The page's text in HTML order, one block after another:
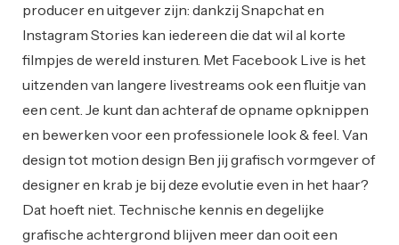
producer en uitgever zijn: dankzij Snapchat en
Instagram Stories kan iedereen die dat wil al korte
filmpjes de wereld insturen. Met Facebook Live is het
uitzenden van langere livestreams ook een fluitje van
een cent. Je kunt dan achteraf de opname opknippen
en bewerken voor een professionele look & feel. Van
design tot motion design Ben jij grafisch vormgever of
designer en krab je bij deze evolutie even in het haar?
Dat hoeft niet. Technische kennis en degelijke
grafische achtergrond blijven meer dan ooit een